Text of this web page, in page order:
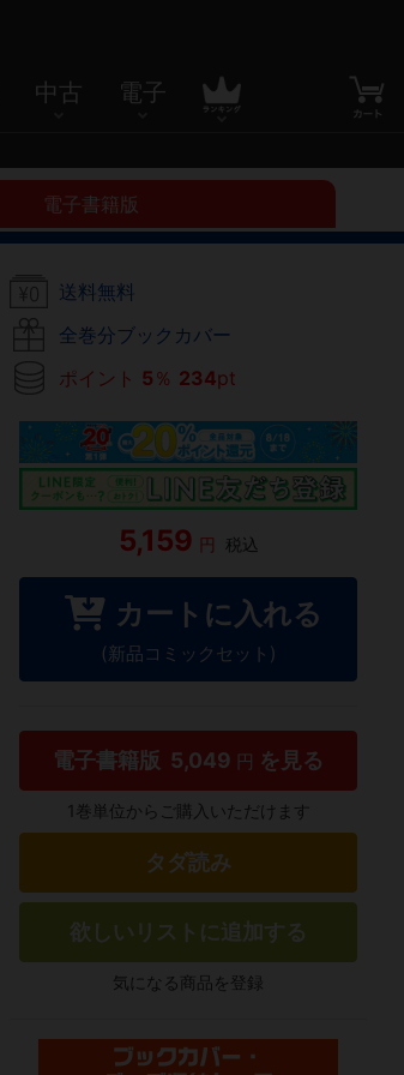
中古 電子
電子書籍版
送料無料
全巻分ブックカバー
ポイント 5 ％ 234pt
5,159 円 税込
カートに入れる
(新品コミックセット)
電子書籍版 5,049 円 を見る
1巻単位からご購入いただけます
タダ読み
欲しいリストに追加する
気になる商品を登録